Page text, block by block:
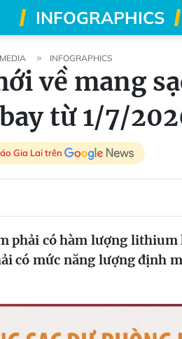
INFOGRAPHICS
INFOGRAPHICS
về mang
từ 1/7/
Gia Lai trên
phải có hàm lượng lithium
có mức năng lượng định